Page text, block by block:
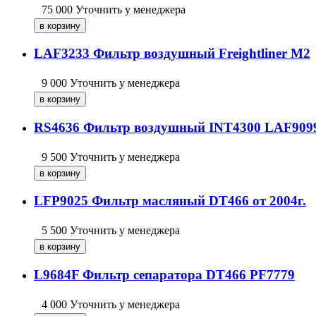
75 000 Уточнить у менеджера
LAF3233 Фильтр воздушный Freightliner M2
9 000 Уточнить у менеджера
RS4636 Фильтр воздушный INT4300
9 500 Уточнить у менеджера
LFP9025 Фильтр масляный DT466 от 2004г.
5 500 Уточнить у менеджера
L9684F Фильтр сепаратора DT466 PF7779
4 000 Уточнить у менеджера